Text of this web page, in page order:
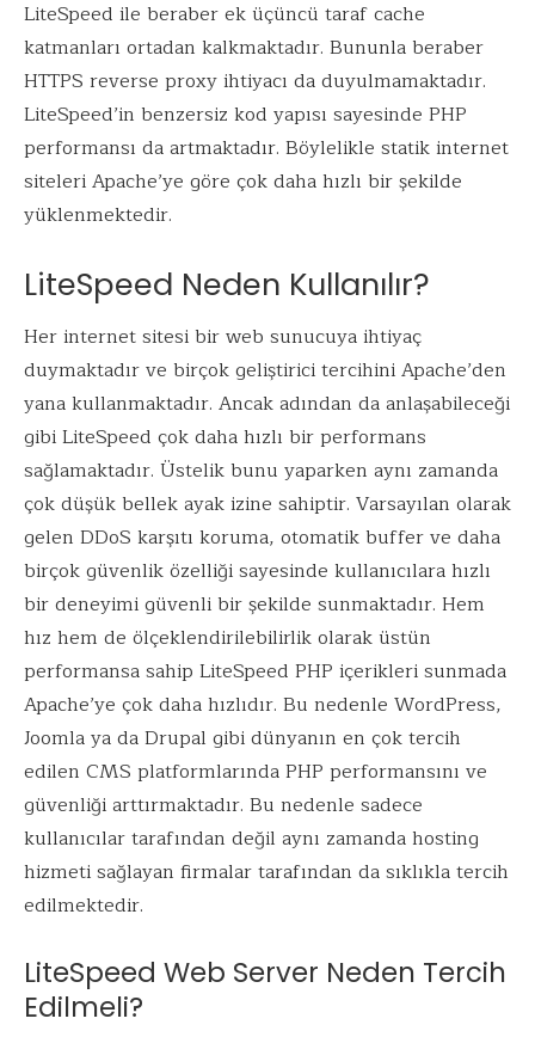
LiteSpeed ile beraber ek üçüncü taraf cache
katmanları ortadan kalkmaktadır. Bununla beraber
HTTPS reverse proxy ihtiyacı da duyulmamaktadır.
LiteSpeed’in benzersiz kod yapısı sayesinde PHP
performansı da artmaktadır. Böylelikle statik internet
siteleri Apache’ye göre çok daha hızlı bir şekilde
yüklenmektedir.
LiteSpeed Neden Kullanılır?
Her internet sitesi bir web sunucuya ihtiyaç
duymaktadır ve birçok geliştirici tercihini Apache’den
yana kullanmaktadır. Ancak adından da anlaşabileceği
gibi LiteSpeed çok daha hızlı bir performans
sağlamaktadır. Üstelik bunu yaparken aynı zamanda
çok düşük bellek ayak izine sahiptir. Varsayılan olarak
gelen DDoS karşıtı koruma, otomatik buffer ve daha
birçok güvenlik özelliği sayesinde kullanıcılara hızlı
bir deneyimi güvenli bir şekilde sunmaktadır. Hem
hız hem de ölçeklendirilebilirlik olarak üstün
performansa sahip LiteSpeed PHP içerikleri sunmada
Apache’ye çok daha hızlıdır. Bu nedenle WordPress,
Joomla ya da Drupal gibi dünyanın en çok tercih
edilen CMS platformlarında PHP performansını ve
güvenliği arttırmaktadır. Bu nedenle sadece
kullanıcılar tarafından değil aynı zamanda hosting
hizmeti sağlayan firmalar tarafından da sıklıkla tercih
edilmektedir.
LiteSpeed Web Server Neden Tercih
Edilmeli?